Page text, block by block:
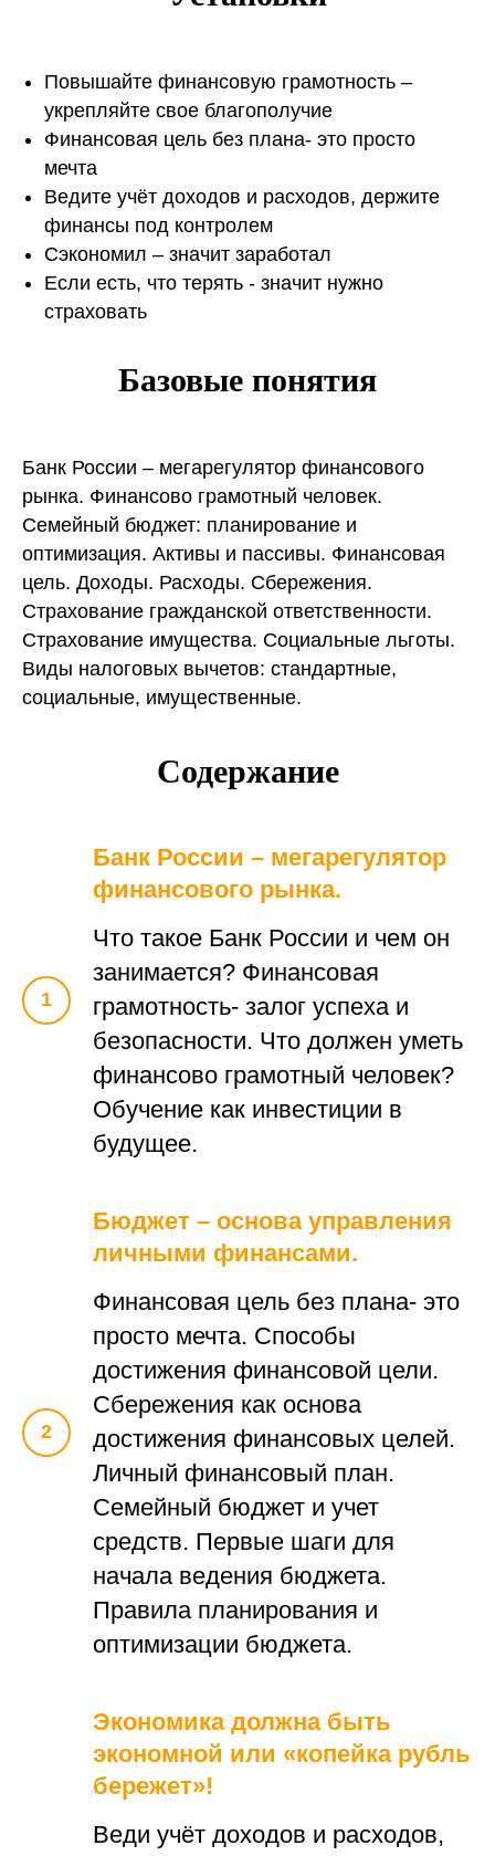
Повышайте финансовую грамотность –
укрепляйте свое благополучие
Финансовая цель без плана- это просто
мечта
Ведите учёт доходов и расходов, держите
финансы под контролем
Сэкономил – значит заработал
Если есть, что терять - значит нужно
страховать
Базовые понятия
Банк России – мегарегулятор финансового
рынка. Финансово грамотный человек.
Семейный бюджет: планирование и
оптимизация. Активы и пассивы. Финансовая
цель. Доходы. Расходы. Сбережения.
Страхование гражданской ответственности.
Страхование имущества. Социальные льготы.
Виды налоговых вычетов: стандартные,
социальные, имущественные.
Содержание
Банк России – мегарегулятор
финансового рынка.
Что такое Банк России и чем он
занимается? Финансовая
грамотность- залог успеха и
безопасности. Что должен уметь
финансово грамотный человек?
Обучение как инвестиции в
будущее.
Бюджет – основа управления
личными финансами.
Финансовая цель без плана- это
просто мечта. Способы
достижения финансовой цели.
Сбережения как основа
достижения финансовых целей.
Личный финансовый план.
Семейный бюджет и учет
средств. Первые шаги для
начала ведения бюджета.
Правила планирования и
оптимизации бюджета.
Экономика должна быть
экономной или «копейка рубль
бережет»!
Веди учёт доходов и расходов,